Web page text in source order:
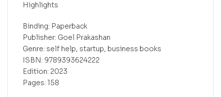
Highlights
Binding: Paperback
Publisher: Goel Prakashan
Genre: self help, startup, business books
ISBN: 9789393624222
Edition: 2023
Pages: 158